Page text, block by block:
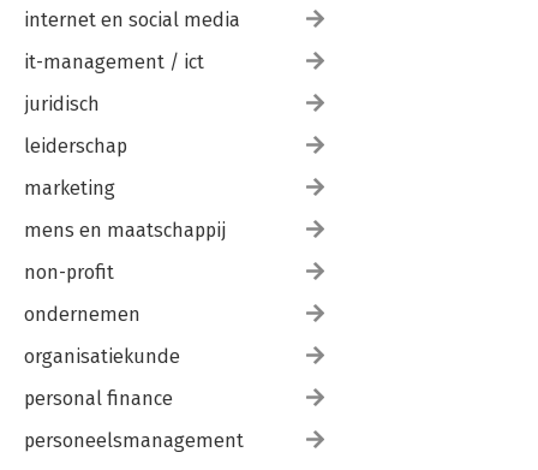
internet en social media
it-management / ict
juridisch
leiderschap
marketing
mens en maatschappij
non-profit
ondernemen
organisatiekunde
personal finance
personeelsmanagement